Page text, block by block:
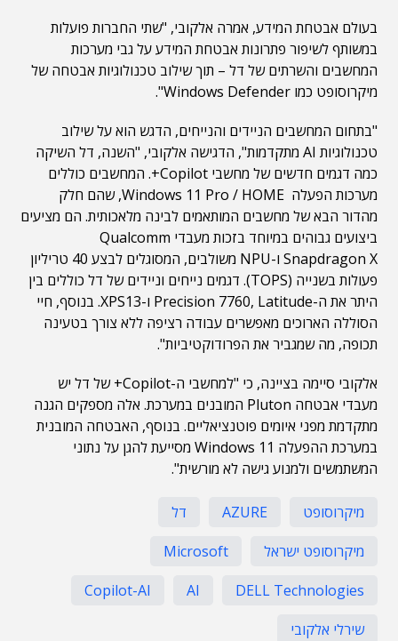
בעולם אבטחת המידע, אמרה אלקובי, "שתי החברות פועלות
במשותף לשיפור פתרונות אבטחת המידע על גבי מערכות
המחשבים והשרתים של דל – תוך שילוב טכנולוגיות אבטחה של
מיקרוסופט כמו Windows Defender".
"בתחום המחשבים הניידים והנייחים, הדגש הוא על שילוב
טכנולוגיות AI מתקדמות", הדגישה אלקובי, "השנה, דל השיקה
כמה דגמים חדשים של מחשבי Copilot+. המחשבים כוללים
מערכות הפעלה Windows 11 Pro / HOME, שהם חלק
מהדור הבא של מחשבים המותאמים לבינה מלאכותית. הם מציעים
ביצועים גבוהים במיוחד בזכות מעבדי Qualcomm
Snapdragon X ו-NPU משולבים, המסוגלים לבצע 40 טריליון
פעולות בשנייה (TOPS). דגמים נייחים וניידים של דל כוללים בין
היתר את ה-Precision 7760, Latitude ו-XPS13. בנוסף, חיי
הסוללה הארוכים מאפשרים עבודה רציפה ללא צורך בטעינה
תכופה, מה שמגביר את הפרודוקטיביות".
אלקובי סיימה בציינה, כי "למחשבי ה-Copilot+ של דל יש
מעבדי אבטחה Pluton המובנים במערכת. אלה מספקים הגנה
מתקדמת מפני איומים פוטנציאליים. בנוסף, האבטחה המובנית
במערכת ההפעלה Windows 11 מסייעת להגן על נתוני
המשתמשים ולמנוע גישה לא מורשית".
מיקרוסופט AZURE
דל
מיקרוסופט ישראל
Microsoft
DELL Technologies
AI
Copilot-AI
שירלי אלקובי